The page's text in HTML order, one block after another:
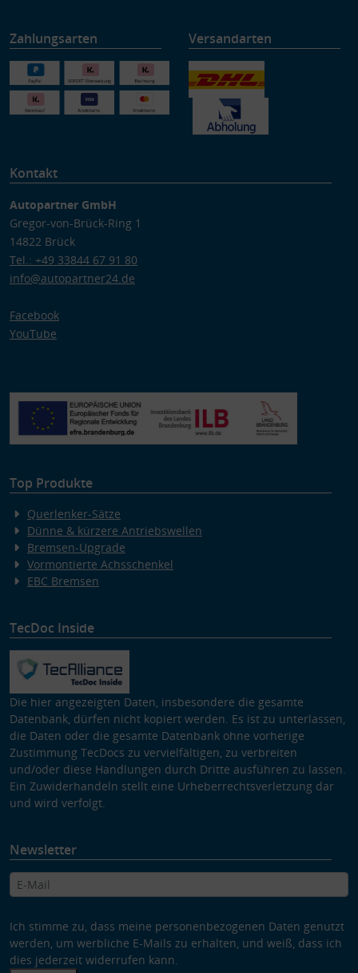
Zahlungsarten Versandarten
Kontakt
Autopartner GmbH
Gregor-von-Brück-Ring 1
14822 Brück
Tel.: +49 33844 67 91 80
info@autopartner24.de
Facebook
YouTube
Top Produkte
Querlenker-Sätze
Dünne & kürzere Antriebswellen
Bremsen-Upgrade
Vormontierte Achsschenkel
EBC Bremsen
TecDoc Inside
Die hier angezeigten Daten, insbesondere die gesamte
Datenbank, dürfen nicht kopiert werden. Es ist zu unterlassen,
die Daten oder die gesamte Datenbank ohne vorherige
Zustimmung TecDocs zu vervielfältigen, zu verbreiten
und/oder diese Handlungen durch Dritte ausführen zu lassen.
Ein Zuwiderhandeln stellt eine Urheberrechtsverletzung dar
und wird verfolgt.
Newsletter
Ich stimme zu, dass meine personenbezogenen Daten genutzt
werden, um werbliche E-Mails zu erhalten, und weiß, dass ich
dies jederzeit widerrufen kann.